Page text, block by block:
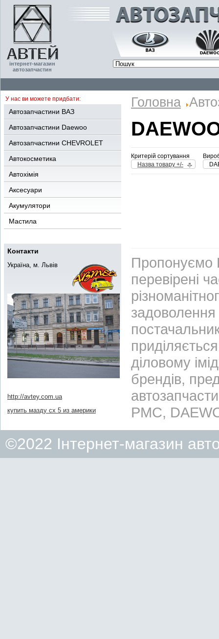
інтернет-магазин
автозапчастин
У нас ви можете придбати:
Автозапчастини ВАЗ
Автозапчастини Daewoo
Автозапчастини CHEVROLET
Автокосметика
Автохімія
Аксесуари
Акумулятори
Мастила
Контакти
Україна, м. Львів
http://avtey.com.ua
купить мазду сх 5 из америки
Головна
Критерій сортування
Назва товару +/-
Пропонуємо
перевірені
діловому
брендів,
PMC,
©2022 Інтернет-магазин